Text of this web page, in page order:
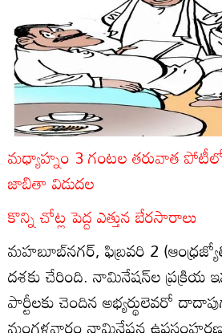
మధ్యాహ్నం 3 గంటల తరువాత పోటీలో
జాబితా విడుదల
కొన్ని చోట్ల పెద్ద ఎత్తున బేరసారాలు
మహబూబ్‌నగర్‌, ఫిబ్రవరి 2
దశకు చేరింది. నామినేషన్‌ల ప్రక్రియ
పార్టీలకు చెందిన అభ్యర్థులెవరో